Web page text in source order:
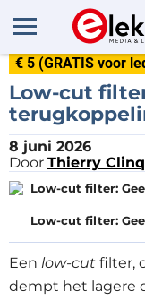
€ 5 (GRATIS voor
Low-cut
8 juni 2026
Door Thierry
Low-cut filter:
Een low-cut filter,
dempt het lagere